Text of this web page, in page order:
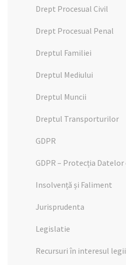
Drept Procesual Civil
Drept Procesual Penal
Dreptul Familiei
Dreptul Mediului
Dreptul Muncii
Dreptul Transporturilor
GDPR
GDPR – Protecția
Insolvență și Faliment
Jurisprudenta
Legislatie
Recursuri în interesul legii